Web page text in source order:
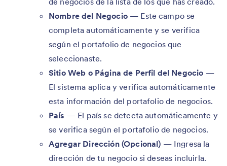
Nombre del Negocio— Este campo se
completa automáticamente y se verifica
según el portafolio de negocios que
seleccionaste.
Sitio Web o Página de Perfil del Negocio —
El sistema aplica y verifica automáticamente
esta información del portafolio de negocios.
País — El país se detecta automáticamente y
se verifica según el portafolio de negocios.
Agregar Dirección (Opcional) — Ingresa la
dirección de tu negocio si deseas incluirla.